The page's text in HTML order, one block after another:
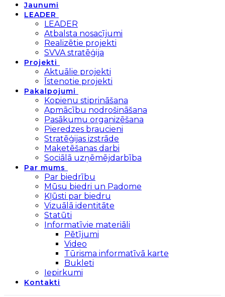
Jaunumi
LEADER
LEADER
Atbalsta nosacījumi
Realizētie projekti
SVVA stratēģija
Projekti
Aktuālie projekti
Īstenotie projekti
Pakalpojumi
Kopienu stiprināšana
Apmācību nodrošināšana
Pasākumu organizēšana
Pieredzes braucieni
Stratēģijas izstrāde
Maketēšanas darbi
Sociālā uzņēmējdarbība
Par mums
Par biedrību
Mūsu biedri un Padome
Kļūsti par biedru
Vizuālā identitāte
Statūti
Informatīvie materiāli
Pētījumi
Video
Tūrisma informatīvā karte
Bukleti
Iepirkumi
Kontakti